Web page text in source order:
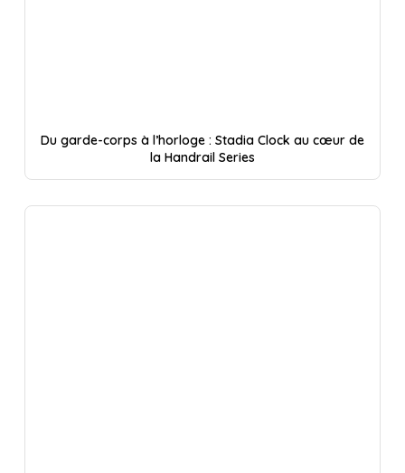
Du garde-corps à l’horloge : Stadia Clock au cœur de
la Handrail Series